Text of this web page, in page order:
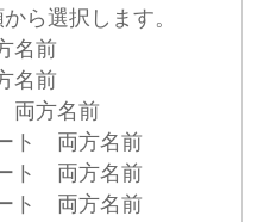
ら選択します。
名前
名前
方名前
ト 両方名前
ト 両方名前
ト 両方名前